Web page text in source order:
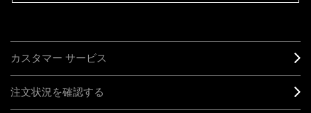
カスタマー サービス
注文状況を確認する